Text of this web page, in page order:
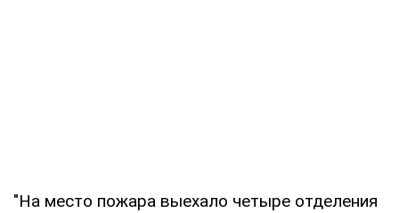
"На место пожара выехало четыре отделения